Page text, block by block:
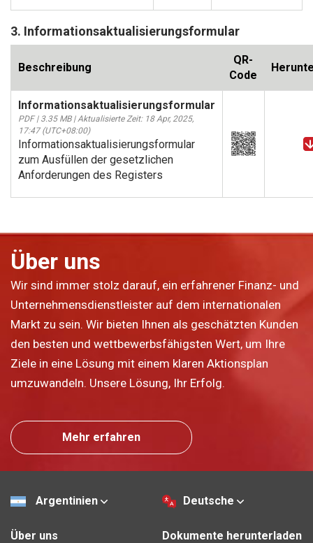
3. Informationsaktualisierungsformular
Beschreibung
QR-
Code
Informationsaktualisierungsformular
PDF | 3.35 MB | Aktualisierte Zeit: 18 Apr, 2025,
17:47 (UTC+08:00)
Informationsaktualisierungsformular
zum Ausfüllen der gesetzlichen
Anforderungen des Registers
Über uns
Wir sind immer stolz darauf, ein erfahrener Finanz- und
Unternehmensdienstleister auf dem internationalen
Markt zu sein. Wir bieten Ihnen als geschätzten Kunden
den besten und wettbewerbsfähigsten Wert, um Ihre
Ziele in eine Lösung mit einem klaren Aktionsplan
umzuwandeln. Unsere Lösung, Ihr Erfolg.
Mehr erfahren
Argentinien Deutsche
Über uns
Dokumente herunterladen